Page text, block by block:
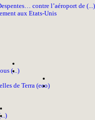
contre l’aéroport de (...)
aux Etats-Unis
(...)
de Terra (eco)